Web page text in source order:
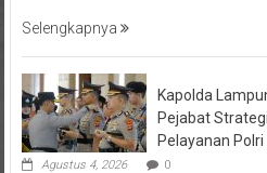
Selengkapnya
Kapolda
Pejabat
Pelayanan Polri
Agustus 4, 2026 0